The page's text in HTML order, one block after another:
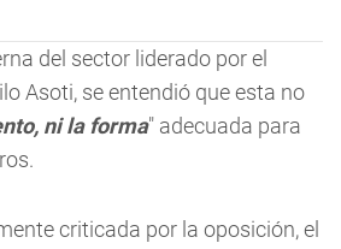
del sector liderado por el
Asoti, se entendió que esta no
ni la forma" adecuada para
criticada por la oposición, el